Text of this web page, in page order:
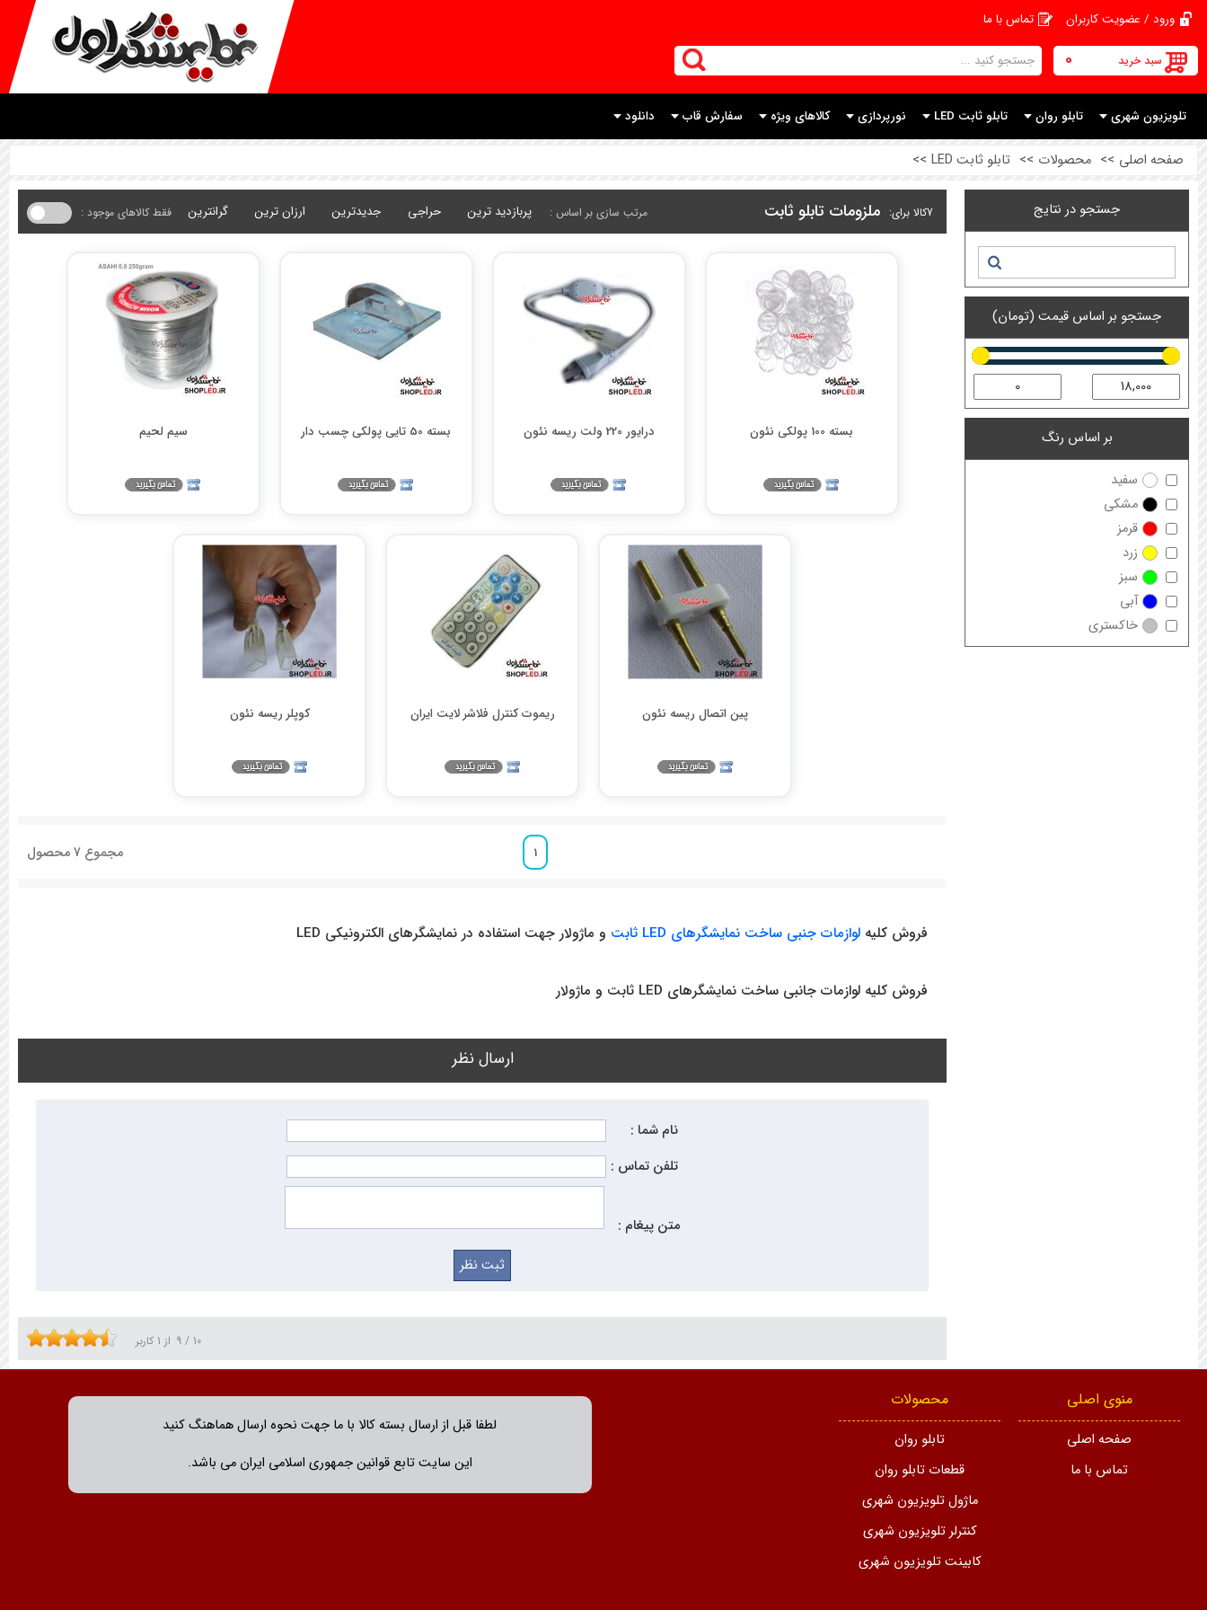
ورود / عضویت کاربران تماس با ما
سبد خرید 0
تلویزیون شهری تابلو روان تابلو ثابت LED نورپردازی کالاهای ویژه سفارش قاب دانلود
صفحه اصلی >> محصولات >> تابلو ثابت LED >>
جستجو در نتایج
جستجو بر اساس قیمت (تومان)
بر اساس رنگ
سفید
مشکی
قرمز
زرد
سبز
آبی
خاکستری
7کالا برای: ملزومات تابلو ثابت مرتب سازی بر اساس : پربازدید ترین حراجی جدیدترین ارزان ترین گرانترین فقط کالاهای موجود :
بسته 100 پولکی نئون درایور 220 ولت ریسه نئون بسته 50 تایی پولکی چسب دار سیم لحیم
پین اتصال ریسه نئون ریموت کنترل فلاشر لایت ایران کوپلر ریسه نئون
1 مجموع 7محصول
فروش کلیه لوازمات جنبی ساخت نمایشگرهای LED ثابت و ماژولار جهت استفاده در نمایشگرهای الکترونیکی LED
فروش کلیه لوازمات جانبی ساخت نمایشگرهای LED ثابت و ماژولار
ارسال نظر
نام شما :
تلفن تماس :
متن پیغام :
9 / 10 از 1 کاربر
منوی اصلی
صفحه اصلی
تماس با ما
محصولات
تابلو روان
قطعات تابلو روان
ماژول تلویزیون شهری
کنترلر تلویزیون شهری
کابینت تلویزیون شهری
لطفا قبل از ارسال بسته کالا با ما جهت نحوه ارسال هماهنگ کنید
این سایت تابع قوانین جمهوری اسلامی ایران می باشد.